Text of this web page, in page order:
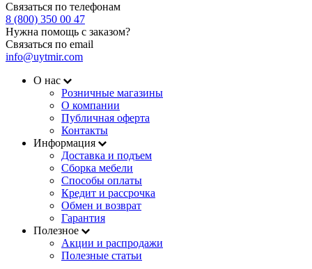
Связаться по телефонам
8 (800) 350 00 47
Нужна помощь с заказом?
Связаться по email
info@uytmir.com
О нас
Розничные магазины
О компании
Публичная оферта
Контакты
Информация
Доставка и подъем
Сборка мебели
Способы оплаты
Кредит и рассрочка
Обмен и возврат
Гарантия
Полезное
Акции и распродажи
Полезные статьи